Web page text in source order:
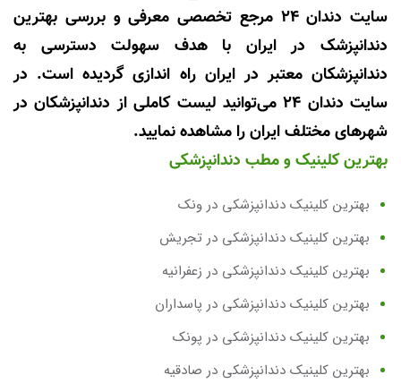
سایت دندان 24 مرجع تخصصی معرفی و بررسی بهترین
دندانپزشک در ایران با هدف سهولت دسترسی به
دندانپزشکان معتبر در ایران راه اندازی گردیده است. در
سایت دندان 24 می‌توانید لیست کاملی از دندانپزشکان در
شهرهای مختلف ایران را مشاهده نمایید.
بهترین کلینیک و مطب دندانپزشکی
بهترین کلینیک دندانپزشکی در ونک
بهترین کلینیک دندانپزشکی در تجریش
بهترین کلینیک دندانپزشکی در زعفرانیه
بهترین کلینیک دندانپزشکی در پاسداران
بهترین کلینیک دندانپزشکی در پونک
بهترین کلینیک دندانپزشکی در صادقیه